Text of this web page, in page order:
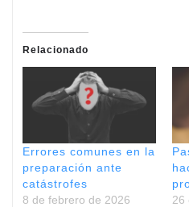
Relacionado
Errores comunes en la
preparación ante
catástrofes
8 de febrero de 2026
26